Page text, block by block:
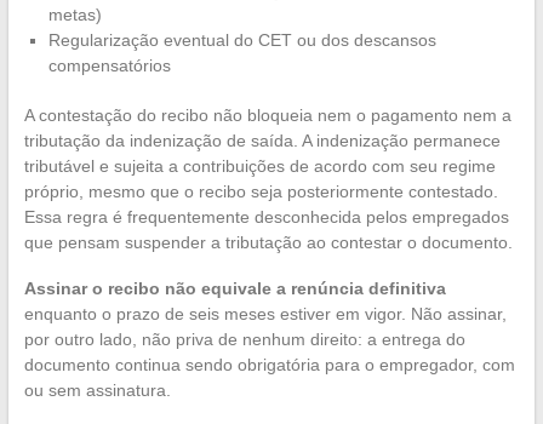
metas)
Regularização eventual do CET ou dos descansos
compensatórios
A contestação do recibo não bloqueia nem o pagamento nem a
tributação da indenização de saída. A indenização permanece
tributável e sujeita a contribuições de acordo com seu regime
próprio, mesmo que o recibo seja posteriormente contestado.
Essa regra é frequentemente desconhecida pelos empregados
que pensam suspender a tributação ao contestar o documento.
Assinar o recibo não equivale a renúncia definitiva
enquanto o prazo de seis meses estiver em vigor. Não assinar,
por outro lado, não priva de nenhum direito: a entrega do
documento continua sendo obrigatória para o empregador, com
ou sem assinatura.